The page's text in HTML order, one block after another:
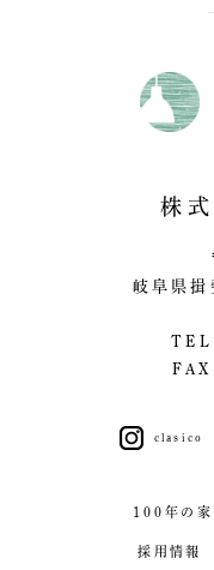
株
岐阜県
TEL
clasico
100年の家
採用情報